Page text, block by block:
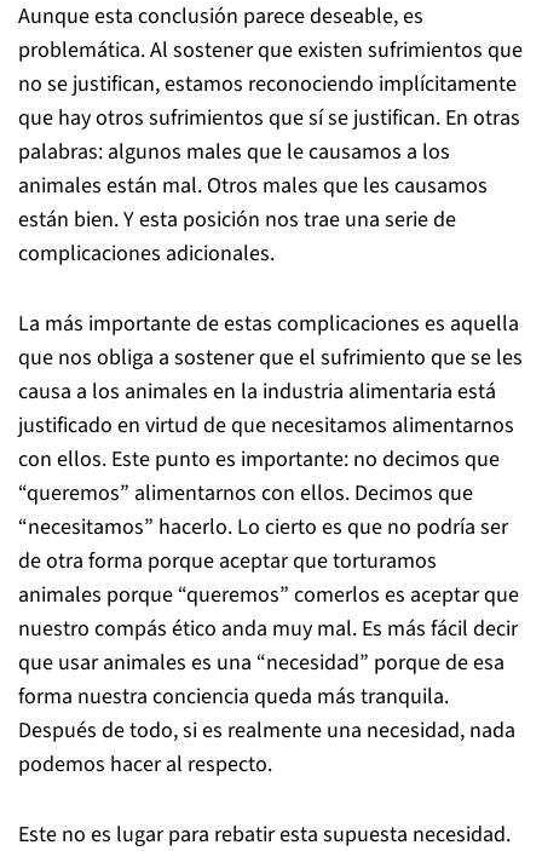
Aunque esta conclusión parece deseable, es
problemática. Al sostener que existen sufrimientos que
no se justifican, estamos reconociendo implícitamente
que hay otros sufrimientos que sí se justifican. En otras
palabras: algunos males que le causamos a los
animales están mal. Otros males que les causamos
están bien. Y esta posición nos trae una serie de
complicaciones adicionales.
La más importante de estas complicaciones es aquella
que nos obliga a sostener que el sufrimiento que se les
causa a los animales en la industria alimentaria está
justificado en virtud de que necesitamos alimentarnos
con ellos. Este punto es importante: no decimos que
“queremos” alimentarnos con ellos. Decimos que
“necesitamos” hacerlo. Lo cierto es que no podría ser
de otra forma porque aceptar que torturamos
animales porque “queremos” comerlos es aceptar que
nuestro compás ético anda muy mal. Es más fácil decir
que usar animales es una “necesidad” porque de esa
forma nuestra conciencia queda más tranquila.
Después de todo, si es realmente una necesidad, nada
podemos hacer al respecto.
Este no es lugar para rebatir esta supuesta necesidad.